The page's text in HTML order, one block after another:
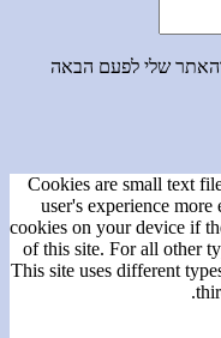
שלי לפעם הבאה
Cookies are small text
user's experience
cookies on your device if
of this site. For all other
This site uses different